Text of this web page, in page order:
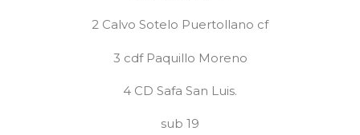
2 Calvo Sotelo Puertollano cf
3 cdf Paquillo Moreno
4 CD Safa San Luis.
sub 19